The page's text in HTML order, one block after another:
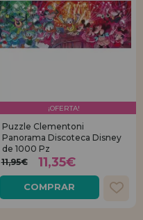
¡OFERTA!
Puzzle Clementoni
Panorama Discoteca Disney
de 1000 Pz
11,95€
11,35€
COMPRAR